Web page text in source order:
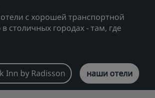
Park Inn by Radisson
Country Inn & Suites
города
с хорошей транспортной
столичных городах - там, где
Inn by Radisson наши отели